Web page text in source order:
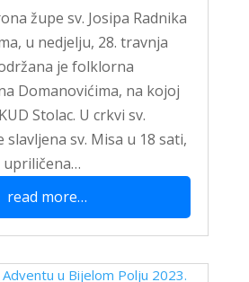
župe sv. Josipa Radnika
u nedjelju, 28. travnja
je folklorna
Domanovićima, na kojoj
Stolac. U crkvi sv.
slavljena sv. Misa u 18 sati,
upriličena…
read more…